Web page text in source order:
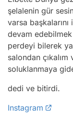
şelalenin gür
varsa
devam
perdeyi bilerek
salondan
soluklanmaya
dedi ve bitirdi.
Instagram